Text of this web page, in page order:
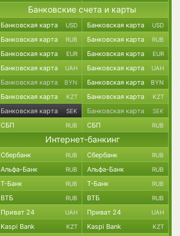
Банковские счета и карты
Банковская карта USD Банковская карта USD
Банковская карта RUB Банковская карта RUB
Банковская карта EUR Банковская карта EUR
Банковская карта UAH Банковская карта UAH
Банковская карта BYN Банковская карта BYN
Банковская карта KZT Банковская карта KZT
Банковская карта SEK Банковская карта SEK
СБП RUB СБП RUB
Интернет-банкинг
Сбербанк RUB Сбербанк RUB
Альфа-Банк RUB Альфа-Банк RUB
Т-Банк RUB Т-Банк RUB
ВТБ RUB ВТБ RUB
Приват 24 UAH Приват 24 UAH
Kaspi Bank KZT Kaspi Bank KZT